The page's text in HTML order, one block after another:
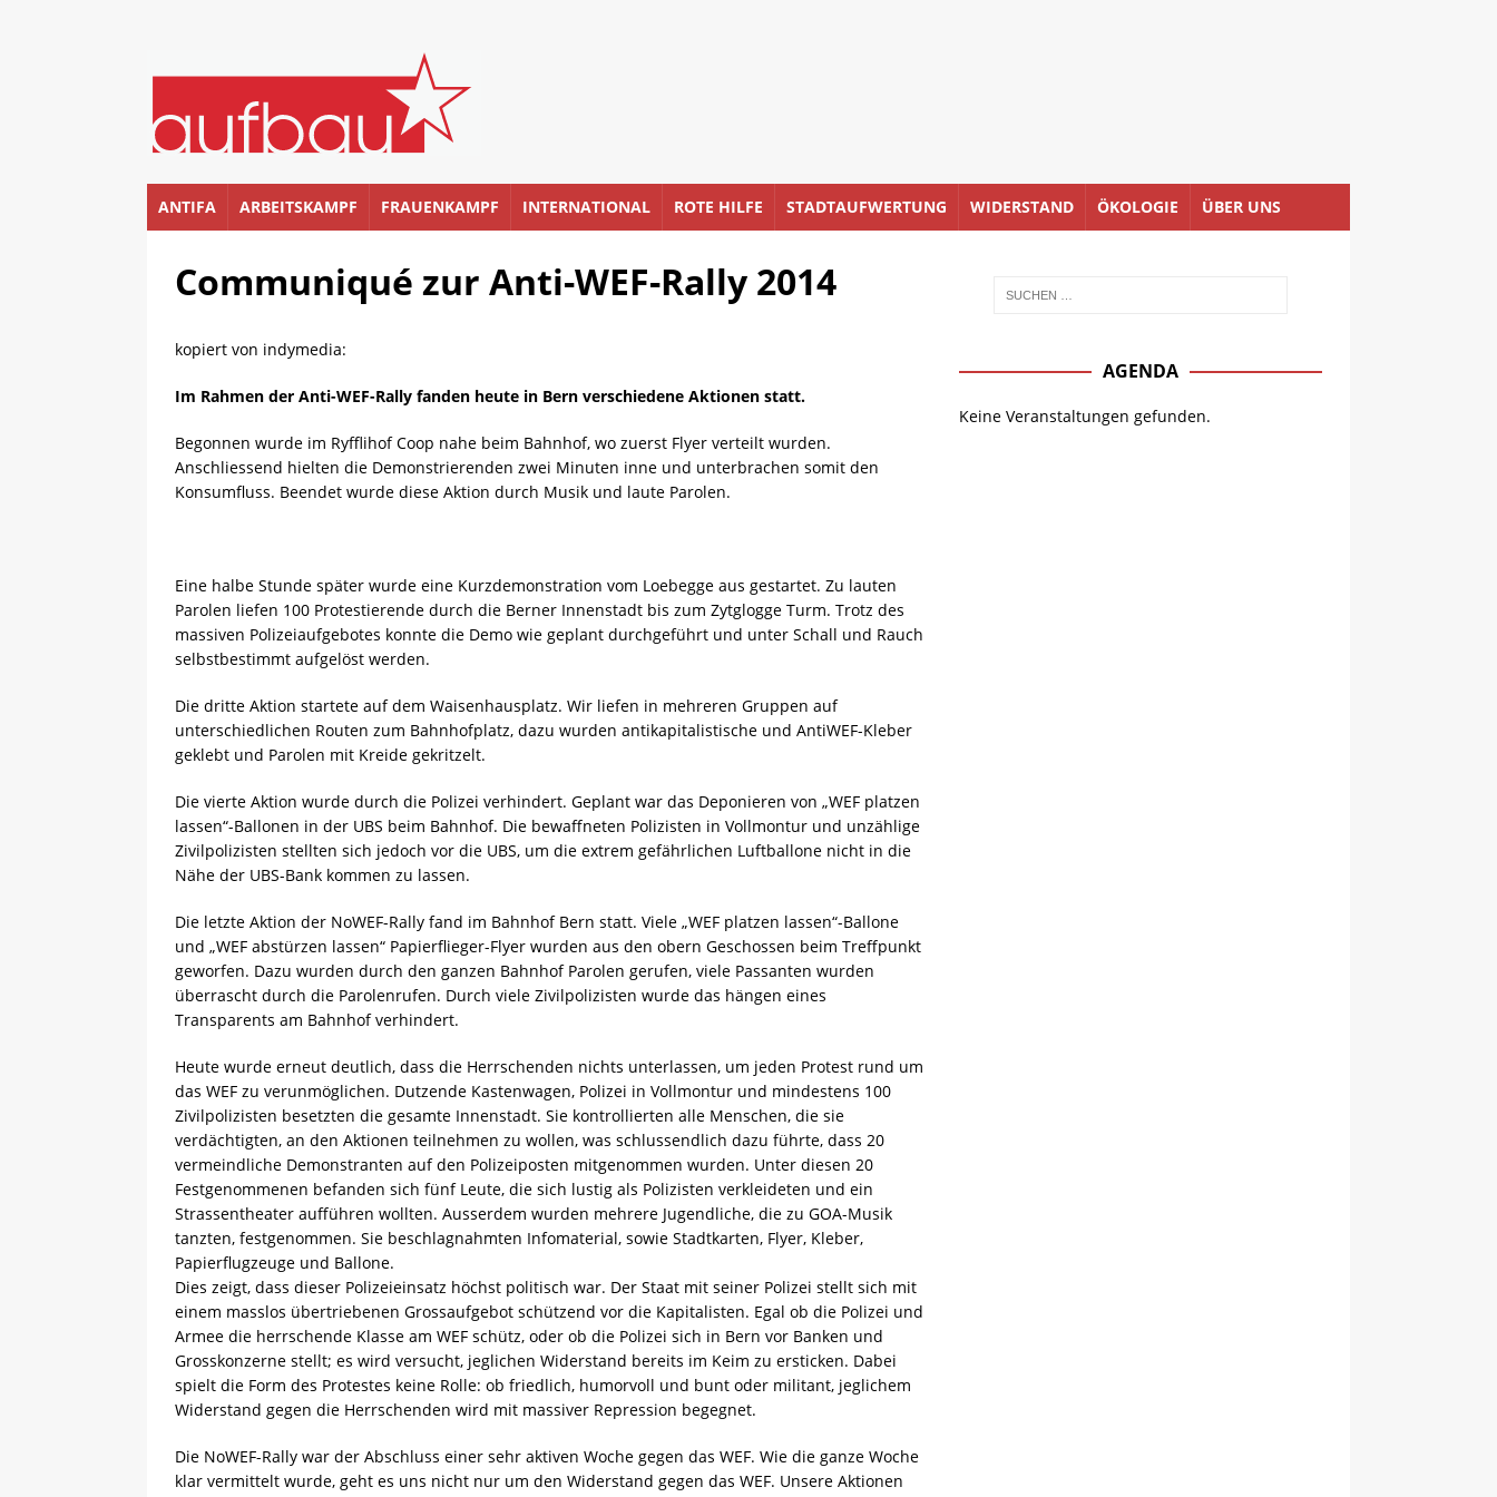
ANTIFA ARBEITSKAMPF FRAUENKAMPF INTERNATIONAL ROTE HILFE STADTAUFWERTUNG WIDERSTAND ÖKOLOGIE ÜBER UNS
Communiqué zur Anti-WEF-Rally 2014
kopiert von indymedia:
Im Rahmen der Anti-WEF-Rally fanden heute in Bern verschiedene Aktionen statt.
Begonnen wurde im Ryfflihof Coop nahe beim Bahnhof, wo zuerst Flyer verteilt wurden.
Anschliessend hielten die Demonstrierenden zwei Minuten inne und unterbrachen somit den
Konsumfluss. Beendet wurde diese Aktion durch Musik und laute Parolen.
Eine halbe Stunde später wurde eine Kurzdemonstration vom Loebegge aus gestartet. Zu lauten
Parolen liefen 100 Protestierende durch die Berner Innenstadt bis zum Zytglogge Turm. Trotz des
massiven Polizeiaufgebotes konnte die Demo wie geplant durchgeführt und unter Schall und Rauch
selbstbestimmt aufgelöst werden.
Die dritte Aktion startete auf dem Waisenhausplatz. Wir liefen in mehreren Gruppen auf
unterschiedlichen Routen zum Bahnhofplatz, dazu wurden antikapitalistische und AntiWEF-Kleber
geklebt und Parolen mit Kreide gekritzelt.
Die vierte Aktion wurde durch die Polizei verhindert. Geplant war das Deponieren von „WEF platzen
lassen“-Ballonen in der UBS beim Bahnhof. Die bewaffneten Polizisten in Vollmontur und unzählige
Zivilpolizisten stellten sich jedoch vor die UBS, um die extrem gefährlichen Luftballone nicht in die
Nähe der UBS-Bank kommen zu lassen.
Die letzte Aktion der NoWEF-Rally fand im Bahnhof Bern statt. Viele „WEF platzen lassen“-Ballone
und „WEF abstürzen lassen“ Papierflieger-Flyer wurden aus den obern Geschossen beim Treffpunkt
geworfen. Dazu wurden durch den ganzen Bahnhof Parolen gerufen, viele Passanten wurden
überrascht durch die Parolenrufen. Durch viele Zivilpolizisten wurde das hängen eines
Transparents am Bahnhof verhindert.
Heute wurde erneut deutlich, dass die Herrschenden nichts unterlassen, um jeden Protest rund um
das WEF zu verunmöglichen. Dutzende Kastenwagen, Polizei in Vollmontur und mindestens 100
Zivilpolizisten besetzten die gesamte Innenstadt. Sie kontrollierten alle Menschen, die sie
verdächtigten, an den Aktionen teilnehmen zu wollen, was schlussendlich dazu führte, dass 20
vermeindliche Demonstranten auf den Polizeiposten mitgenommen wurden. Unter diesen 20
Festgenommenen befanden sich fünf Leute, die sich lustig als Polizisten verkleideten und ein
Strassentheater aufführen wollten. Ausserdem wurden mehrere Jugendliche, die zu GOA-Musik
tanzten, festgenommen. Sie beschlagnahmten Infomaterial, sowie Stadtkarten, Flyer, Kleber,
Papierflugzeuge und Ballone.
Dies zeigt, dass dieser Polizeieinsatz höchst politisch war. Der Staat mit seiner Polizei stellt sich mit
einem masslos übertriebenen Grossaufgebot schützend vor die Kapitalisten. Egal ob die Polizei und
Armee die herrschende Klasse am WEF schütz, oder ob die Polizei sich in Bern vor Banken und
Grosskonzerne stellt; es wird versucht, jeglichen Widerstand bereits im Keim zu ersticken. Dabei
spielt die Form des Protestes keine Rolle: ob friedlich, humorvoll und bunt oder militant, jeglichem
Widerstand gegen die Herrschenden wird mit massiver Repression begegnet.
Die NoWEF-Rally war der Abschluss einer sehr aktiven Woche gegen das WEF. Wie die ganze Woche
klar vermittelt wurde, geht es uns nicht nur um den Widerstand gegen das WEF. Unsere Aktionen
AGENDA
Keine Veranstaltungen gefunden.